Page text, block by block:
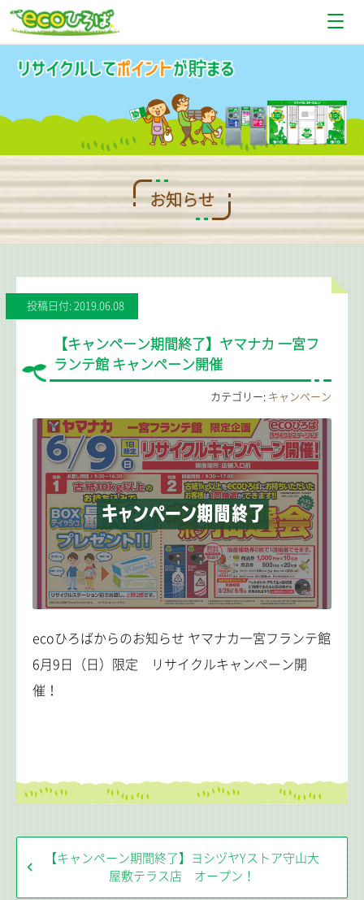
使い方
お問い合わせ
お知らせ
投稿日付: 2019.06.08
【キャンペーン期間終了】ヤマナカ 一宮フ
ランテ館 キャンペーン開催
カテゴリー: キャンペーン
ecoひろばからのお知らせ ヤマナカ一宮フランテ館
6月9日（日）限定 リサイクルキャンペーン開
催！
【キャンペーン期間終了】ヨシヅヤYストア守山大
屋敷テラス店 オープン！